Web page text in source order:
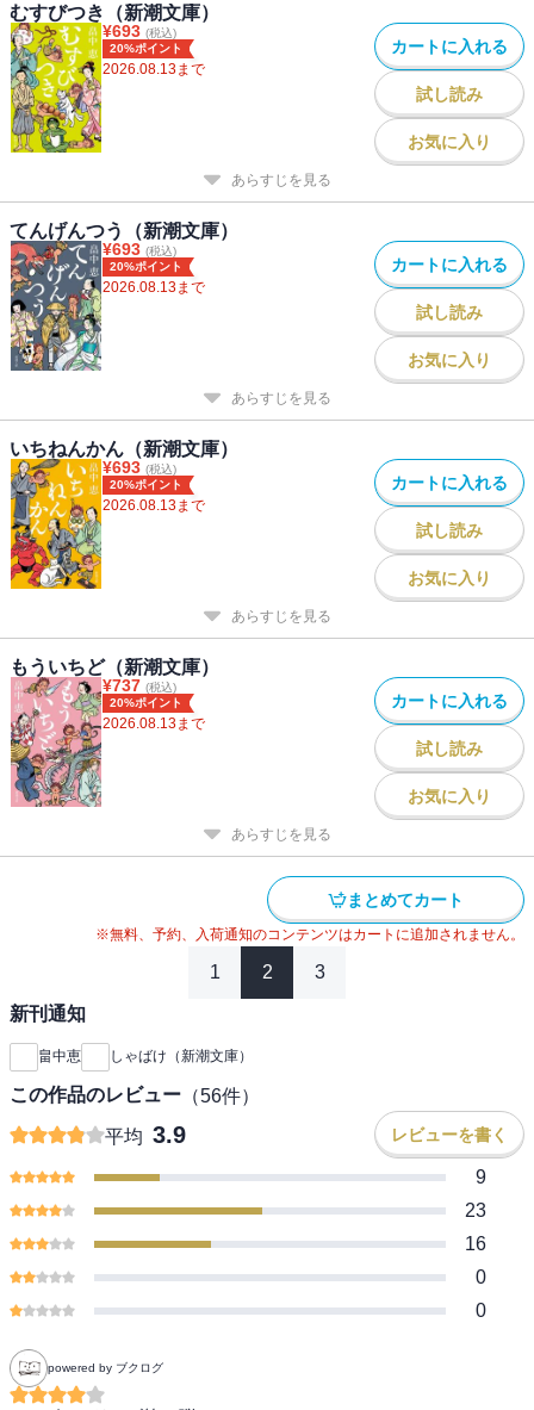
むすびつき（新潮文庫）
¥693 (税込)
20%ポイント
2026.08.13まで
カートに入れる
試し読み
お気に入り
あらすじを見る
てんげんつう（新潮文庫）
¥693 (税込)
20%ポイント
2026.08.13まで
カートに入れる
試し読み
お気に入り
あらすじを見る
いちねんかん（新潮文庫）
¥693 (税込)
20%ポイント
2026.08.13まで
カートに入れる
試し読み
お気に入り
あらすじを見る
もういちど（新潮文庫）
¥737 (税込)
20%ポイント
2026.08.13まで
カートに入れる
試し読み
お気に入り
あらすじを見る
まとめてカート
※無料、予約、入荷通知のコンテンツはカートに追加されません。
1 2 3
新刊通知
畠中恵 しゃばけ（新潮文庫）
この作品のレビュー （56件）
平均 3.9 レビューを書く
9
23
16
0
0
powered by ブクログ